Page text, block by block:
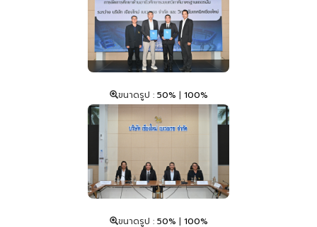
ขนาดรูป : 50% | 100%
ขนาดรูป : 50% | 100%